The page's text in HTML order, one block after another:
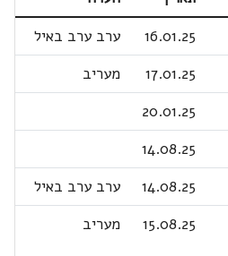
16.01.25
ערב ערב באיל
17.01.25
מעריב
20.01.25
14.08.25
14.08.25
ערב ערב באיל
15.08.25 מעריב